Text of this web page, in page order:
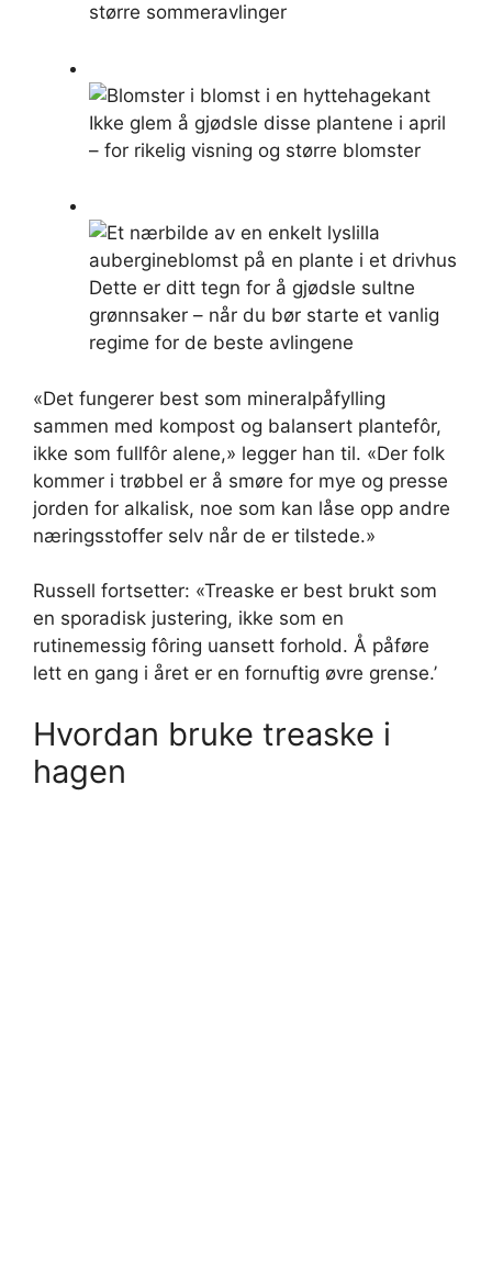
større sommeravlinger
Ikke glem å gjødsle disse plantene i april
– for rikelig visning og større blomster
Dette er ditt tegn for å gjødsle sultne
grønnsaker – når du bør starte et vanlig
regime for de beste avlingene
«Det fungerer best som mineralpåfylling
sammen med kompost og balansert plantefôr,
ikke som fullfôr alene,» legger han til. «Der folk
kommer i trøbbel er å smøre for mye og presse
jorden for alkalisk, noe som kan låse opp andre
næringsstoffer selv når de er tilstede.»
Russell fortsetter: «Treaske er best brukt som
en sporadisk justering, ikke som en
rutinemessig fôring uansett forhold. Å påføre
lett en gang i året er en fornuftig øvre grense.’
Hvordan bruke treaske i
hagen